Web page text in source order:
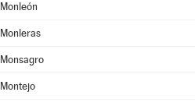
Monleón
Monleras
Monsagro
Montejo